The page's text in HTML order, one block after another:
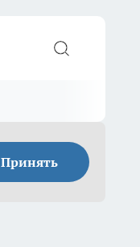
Принять